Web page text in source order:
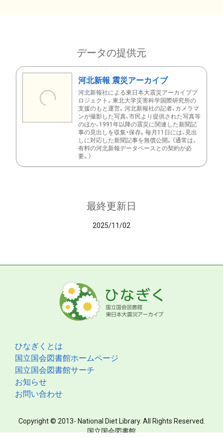
データの提供元
河北新報 震災アーカイブ
河北新報社による東日本大震災アーカイブプ
ロジェクト。東北大学災害科学国際研究所の
支援のもと運営。河北新報社の記者、カメラマ
ンが撮影した写真、市民より提供された写真等
のほか、1991年以降の震災に関連した新聞記
事の見出しを収集・保存。毎月11日には、見出
しに対応した新聞記事を無償公開。（通常は、
有料の河北新報データベースとの契約が必
要。）
最終更新日
2025/11/02
ひなぎくとは
国立国会図書館ホームページ
国立国会図書館サーチ
お知らせ
お問い合わせ
Copyright © 2013- National Diet Library. All Rights Reserved.